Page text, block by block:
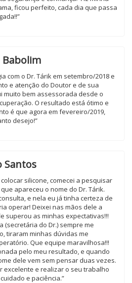
ficou perfeito, cada dia que passa
Babolim
com o Dr. Tárik em setembro/2018 e
e atenção do Doutor e de sua
muito bem assessorada desde o
O resultado está ótimo e
é que agora em fevereiro/2019,
desejo!”
Santos
silicone, comecei a pesquisar
apareceu o nome do Dr. Tárik.
e nela eu já tinha certeza de
operar! Deixei nas mãos dele a
superou as minhas expectativas!!!
(secretária do Dr.) sempre me
tiraram minhas dúvidas me
Que equipe maravilhosa!!!
pelo meu resultado, e quando
dele vem sem pensar duas vezes.
excelente e realizar o seu trabalho
e paciência.”